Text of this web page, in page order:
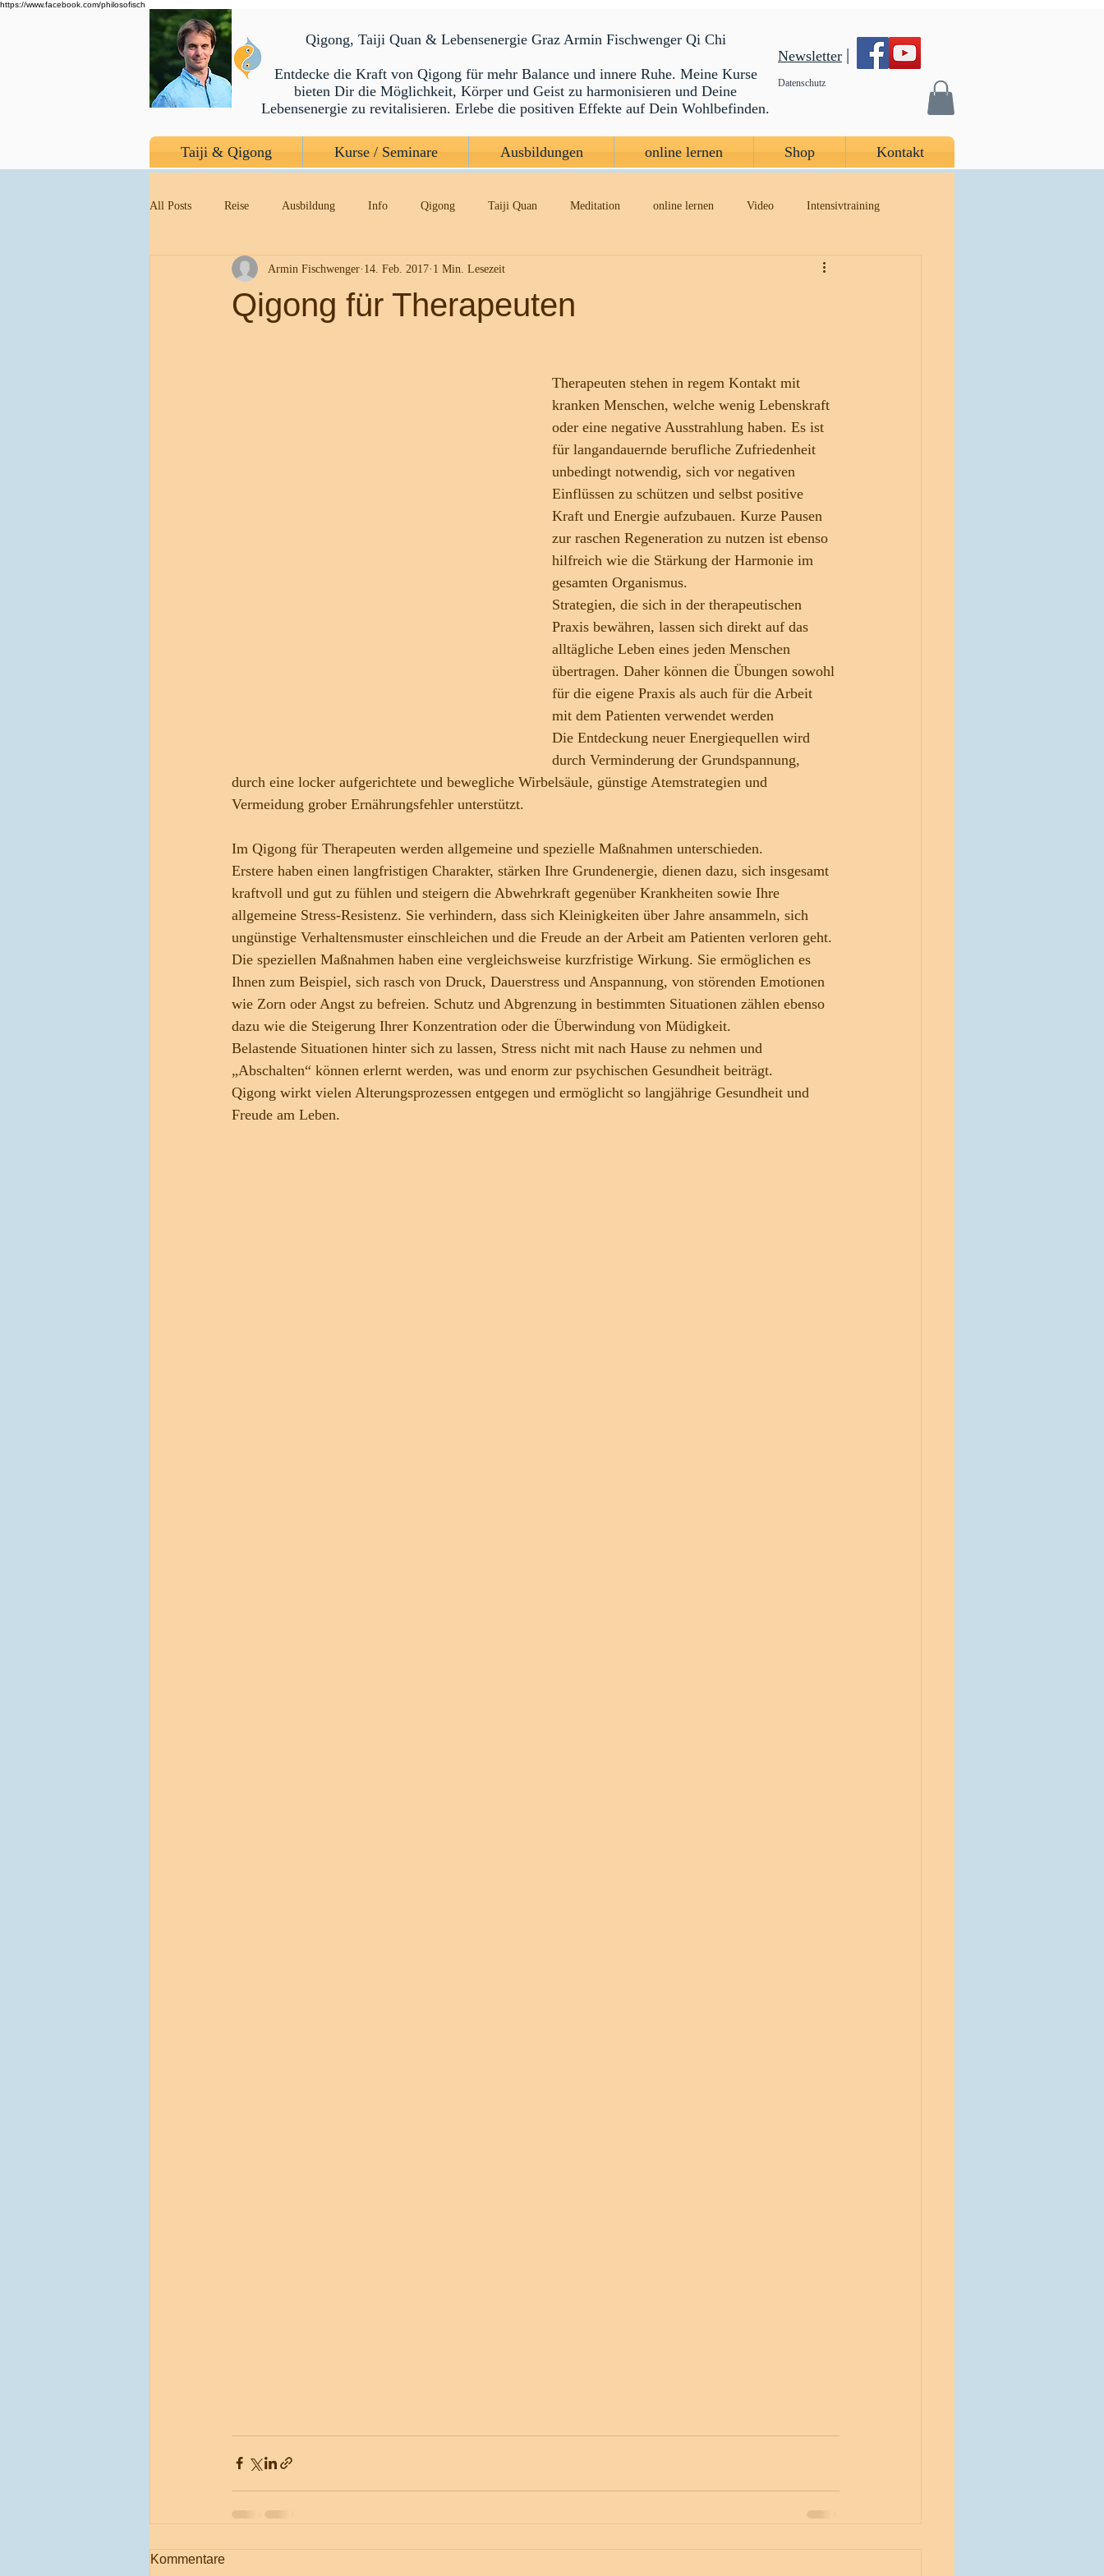
https://www.facebook.com/philosofisch
​Qigong, Taiji Quan & Lebensenergie Graz Armin Fischwenger Qi Chi
Entdecke die Kraft von Qigong für mehr Balance und innere Ruhe. Meine Kurse
bieten Dir die Möglichkeit, Körper und Geist zu harmonisieren und Deine
Lebensenergie zu revitalisieren. Erlebe die positiven Effekte auf Dein Wohlbefinden.
Newsletter |
Datenschutz
Taiji & Qigong Kurse / Seminare Ausbildungen online lernen Shop Kontakt
All Posts Reise Ausbildung Info Qigong Taiji Quan Meditation online lernen Video Intensivtraining
Atmung Vagusnerv
Qigong für Therapeuten
Armin Fischwenger 14. Feb. 2017 1 Min. Lesezeit
Therapeuten stehen in regem Kontakt mit
kranken Menschen, welche wenig Lebenskraft
oder eine negative Ausstrahlung haben. Es ist
für langandauernde berufliche Zufriedenheit
unbedingt notwendig, sich vor negativen
Einflüssen zu schützen und selbst positive
Kraft und Energie aufzubauen. Kurze Pausen
zur raschen Regeneration zu nutzen ist ebenso
hilfreich wie die Stärkung der Harmonie im
gesamten Organismus.
Strategien, die sich in der therapeutischen
Praxis bewähren, lassen sich direkt auf das
alltägliche Leben eines jeden Menschen
übertragen. Daher können die Übungen sowohl
für die eigene Praxis als auch für die Arbeit
mit dem Patienten verwendet werden
Die Entdeckung neuer Energiequellen wird
durch Verminderung der Grundspannung,
durch eine locker aufgerichtete und bewegliche Wirbelsäule, günstige Atemstrategien und
Vermeidung grober Ernährungsfehler unterstützt.
Im Qigong für Therapeuten werden allgemeine und spezielle Maßnahmen unterschieden.
Erstere haben einen langfristigen Charakter, stärken Ihre Grundenergie, dienen dazu, sich insgesamt
kraftvoll und gut zu fühlen und steigern die Abwehrkraft gegenüber Krankheiten sowie Ihre
allgemeine Stress-Resistenz. Sie verhindern, dass sich Kleinigkeiten über Jahre ansammeln, sich
ungünstige Verhaltensmuster einschleichen und die Freude an der Arbeit am Patienten verloren geht.
Die speziellen Maßnahmen haben eine vergleichsweise kurzfristige Wirkung. Sie ermöglichen es
Ihnen zum Beispiel, sich rasch von Druck, Dauerstress und Anspannung, von störenden Emotionen
wie Zorn oder Angst zu befreien. Schutz und Abgrenzung in bestimmten Situationen zählen ebenso
dazu wie die Steigerung Ihrer Konzentration oder die Überwindung von Müdigkeit.
Belastende Situationen hinter sich zu lassen, Stress nicht mit nach Hause zu nehmen und
„Abschalten“ können erlernt werden, was und enorm zur psychischen Gesundheit beiträgt.
Qigong wirkt vielen Alterungsprozessen entgegen und ermöglicht so langjährige Gesundheit und
Freude am Leben.
Kommentare